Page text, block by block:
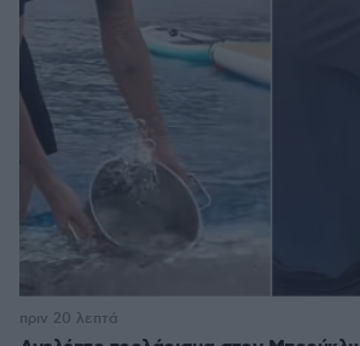
πριν 20 λεπτά